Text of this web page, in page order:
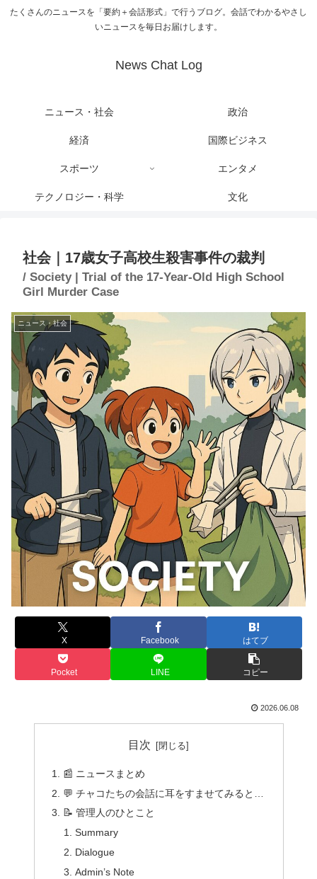
たくさんのニュースを「要約＋会話形式」で行うブログ。会話でわかるやさし
いニュースを毎日お届けします。
News Chat Log
ニュース・社会 政治
経済 国際ビジネス
スポーツ エンタメ
テクノロジー・科学 文化
社会｜17歳女子高校生殺害事件の裁判
/ Society | Trial of the 17-Year-Old High School
Girl Murder Case
ニュース・社会
X Facebook はてブ
Pocket LINE コピー
2026.06.08
目次
📰 ニュースまとめ
💬 チャコたちの会話に耳をすませてみると…
📝 管理人のひとこと
Summary
Dialogue
Admin’s Note